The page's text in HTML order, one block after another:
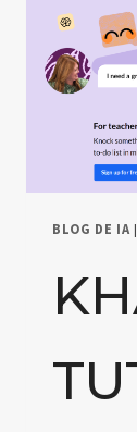
BLOG DE IA |